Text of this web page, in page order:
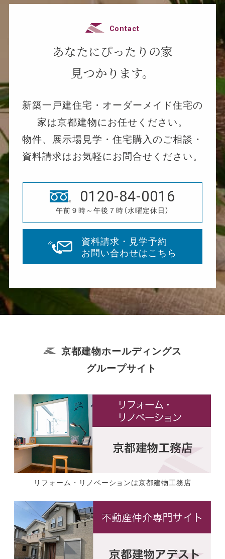
Contact
あなたにぴったりの家
見つかります。
新築一戸建住宅・オーダーメイド住宅の
家は京都建物にお任せください。
物件、展示場見学・住宅購入のご相談・
資料請求はお気軽にお問合せください。
0120-84-0016
午前９時～午後７時（水曜定休日）
資料請求・見学予約
お問い合わせはこちら
京都建物ホールディングス
グループサイト
リフォーム・リノベーションは京都建物工務店